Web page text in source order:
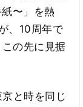
〜」を熱
、10周年で
の先に見据
と時を同じ